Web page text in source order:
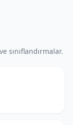
sınıflandırmalar.